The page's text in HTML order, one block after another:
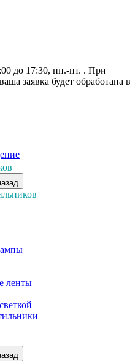
до 17:30, пн.-пт. . При
заявка будет обработана в
ленты